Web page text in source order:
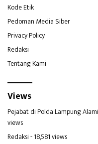
Kode Etik
Pedoman Media Siber
Privacy Policy
Redaksi
Tentang Kami
Views
Pejabat di Polda Lampung
views
Redaksi- 18,581 views